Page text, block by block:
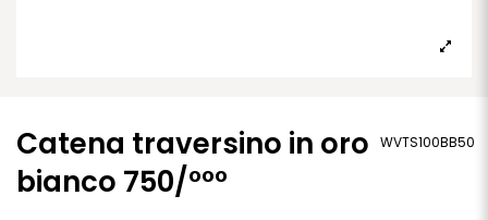
Catena traversino in oro
bianco 750/°°°
WVTS100BB50